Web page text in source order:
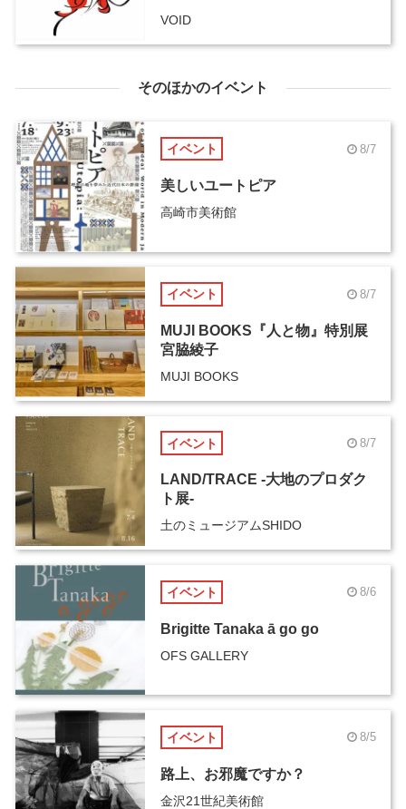
VOID
そのほかのイベント
イベント 8/7
美しいユートピア
高崎市美術館
イベント 8/7
MUJI BOOKS『人と物』特別展
宮脇綾子
MUJI BOOKS
イベント 8/7
LAND/TRACE -大地のプロダク
ト展-
土のミュージアムSHIDO
イベント 8/6
Brigitte Tanaka ā go go
OFS GALLERY
イベント 8/5
路上、お邪魔ですか？
金沢21世紀美術館